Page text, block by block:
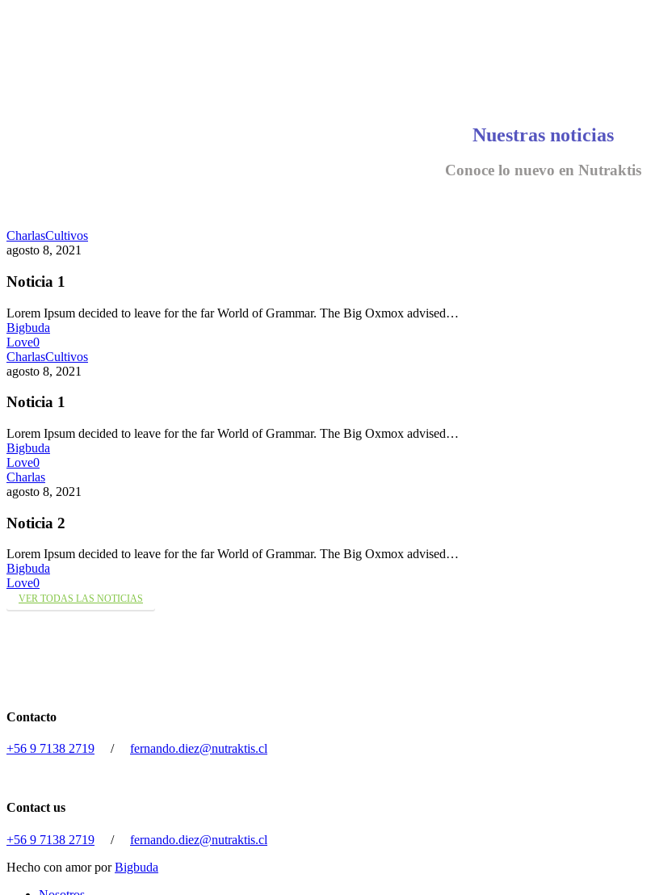
Nuestras noticias
Conoce lo nuevo en Nutraktis
CharlasCultivos
agosto 8, 2021
Noticia 1
Lorem Ipsum decided to leave for the far World of Grammar. The Big Oxmox advised…
Bigbuda
Love0
CharlasCultivos
agosto 8, 2021
Noticia 1
Lorem Ipsum decided to leave for the far World of Grammar. The Big Oxmox advised…
Bigbuda
Love0
Charlas
agosto 8, 2021
Noticia 2
Lorem Ipsum decided to leave for the far World of Grammar. The Big Oxmox advised…
Bigbuda
Love0
VER TODAS LAS NOTICIAS
Contacto
+56 9 7138 2719 / fernando.diez@nutraktis.cl
Contact us
+56 9 7138 2719 / fernando.diez@nutraktis.cl
Hecho con amor porBigbuda